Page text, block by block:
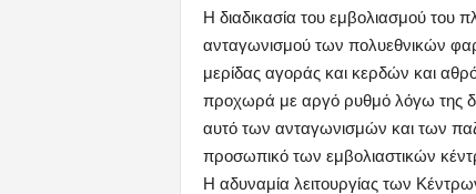
Η διαδικασία του εμβολιασμού του
ανταγωνισμού των πολυεθνικών
μερίδας αγοράς και κερδών και
προχωρά με αργό ρυθμό λόγω της
αυτό των ανταγωνισμών και των
προσωπικό των εμβολιαστικών
Η αδυναμία λειτουργίας των